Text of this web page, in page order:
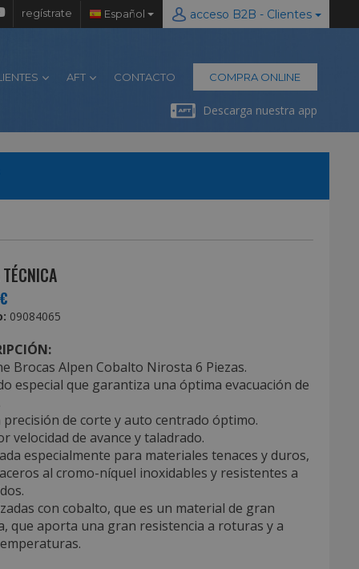
regístrate Español acceso B2B - Clientes
AFT CONTACTO COMPRA ONLINE
Descarga nuestra app
09084065
Brocas Alpen Cobalto Nirosta 6 Piezas.
especial que garantiza una óptima evacuación de
precisión de corte y auto centrado óptimo.
velocidad de avance y taladrado.
especialmente para materiales tenaces y duros,
al cromo-níquel inoxidables y resistentes a
con cobalto, que es un material de gran
que aporta una gran resistencia a roturas y a